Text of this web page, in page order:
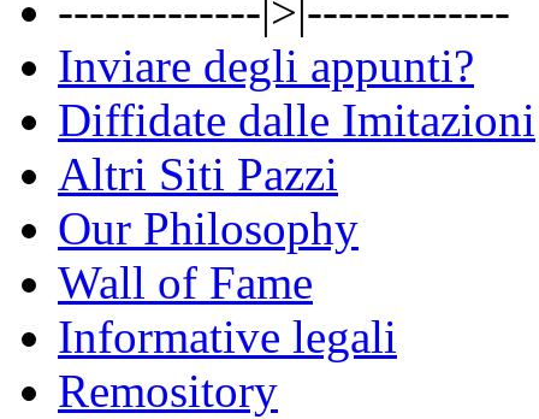
-------------|>|-------------
Inviare degli appunti?
Diffidate dalle Imitazioni
Altri Siti Pazzi
Our Philosophy
Wall of Fame
Informative legali
Remository